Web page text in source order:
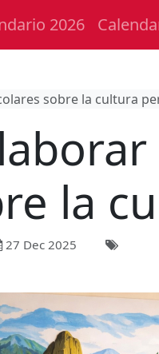
2026
sobre la cultura
la
27 Dec 2025